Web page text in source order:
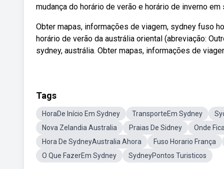
mudança do horário de verão e horário de inverno
Obter mapas, informações de viagem, sydney fuso
horário de verão da austrália oriental (abreviação:
sydney, austrália. Obter mapas, informações de
Tags
HoraDe Início Em Sydney TransporteEm Sydney
Nova Zelandia Australia
Praias De Sidney
Onde
Hora De SydneyAustralia Ahora
Fuso Horario França
O Que FazerEm Sydney
SydneyPontos Turisticos